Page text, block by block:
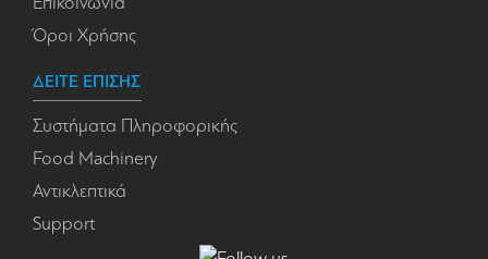
Όροι Χρήσης
ΔΕΙΤΕ ΕΠΙΣΗΣ
Συστήματα Πληροφορικής
Food Machinery
Αντικλεπτικά
Support